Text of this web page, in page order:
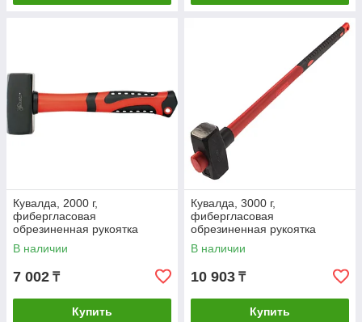
Кувалда, 2000 г,
фибергласовая
обрезиненная рукоятка
Matrix
В наличии
7 002 ₸
Купить
Кувалда, 3000 г,
фибергласовая
обрезиненная рукоятка
Matrix
В наличии
10 903 ₸
Купить